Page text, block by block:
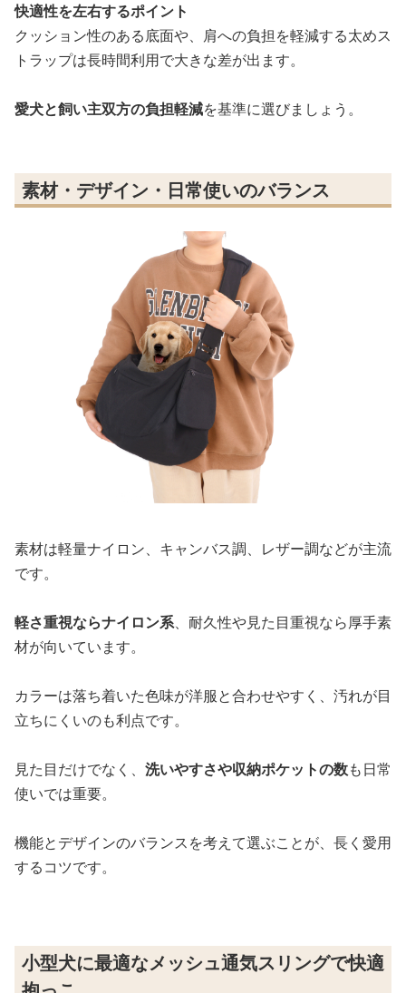
快適性を左右するポイント
クッション性のある底面や、肩への負担を軽減する太めス
トラップは長時間利用で大きな差が出ます。
愛犬と飼い主双方の負担軽減を基準に選びましょう。
素材・デザイン・日常使いのバランス
素材は軽量ナイロン、キャンバス調、レザー調などが主流
です。
軽さ重視ならナイロン系、耐久性や見た目重視なら厚手素
材が向いています。
カラーは落ち着いた色味が洋服と合わせやすく、汚れが目
立ちにくいのも利点です。
見た目だけでなく、 洗いやすさや収納ポケットの数も日常
使いでは重要。
機能とデザインのバランスを考えて選ぶことが、長く愛用
するコツです。
小型犬に最適なメッシュ通気スリングで快適